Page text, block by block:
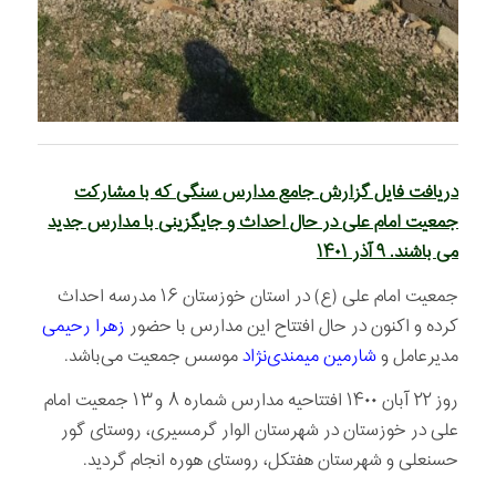
دریافت فایل گزارش جامع مدارس سنگی که با مشارکت
جمعیت امام علی در حال احداث و جایگزینی با مدارس جدید
می باشند. ۹ آذر ۱۴۰۱
جمعیت امام علی (ع) در استان خوزستان ۱۶ مدرسه احداث
کرده و اکنون در حال افتتاح این مدارس با حضورزهرا رحیمی
مدیرعامل وشارمین میمندی‌نژادموسس جمعیت می‌باشد.
روز ۲۲ آبان ۱۴۰۰ افتتاحیه مدارس شماره ۸ و ۱۳ جمعیت امام
علی در خوزستان در شهرستان الوار گرمسیری، روستای گور
حسنعلی و شهرستان هفتکل، روستای هوره انجام گردید.